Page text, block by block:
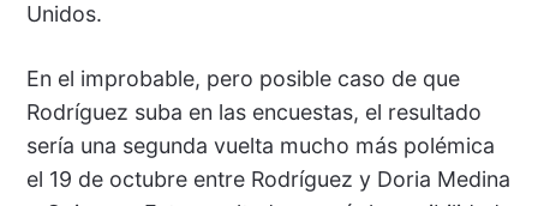
Unidos.
En el improbable, pero posible caso de que
Rodríguez suba en las encuestas, el resultado
sería una segunda vuelta mucho más polémica
el 19 de octubre entre Rodríguez y Doria Medina